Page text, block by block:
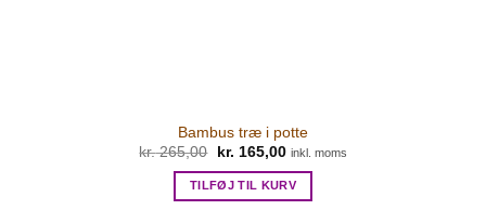
Bambus træ i potte
kr.265,00
Den
pris
var:
kr. 165,00Den
pris
er:
inkl. moms
TILFØJ TIL KURV